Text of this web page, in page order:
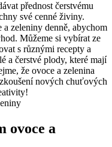
přednost čerstvému
své cenné živiny.
zeleniny denně, abychom
Můžeme si vybírat ze
s různými recepty a
a čerstvé plody, které mají
že ovoce a zelenina
nových chuťových
ovoce a